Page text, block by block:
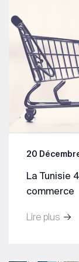
20
La Tunisie
commerce
Lire plus